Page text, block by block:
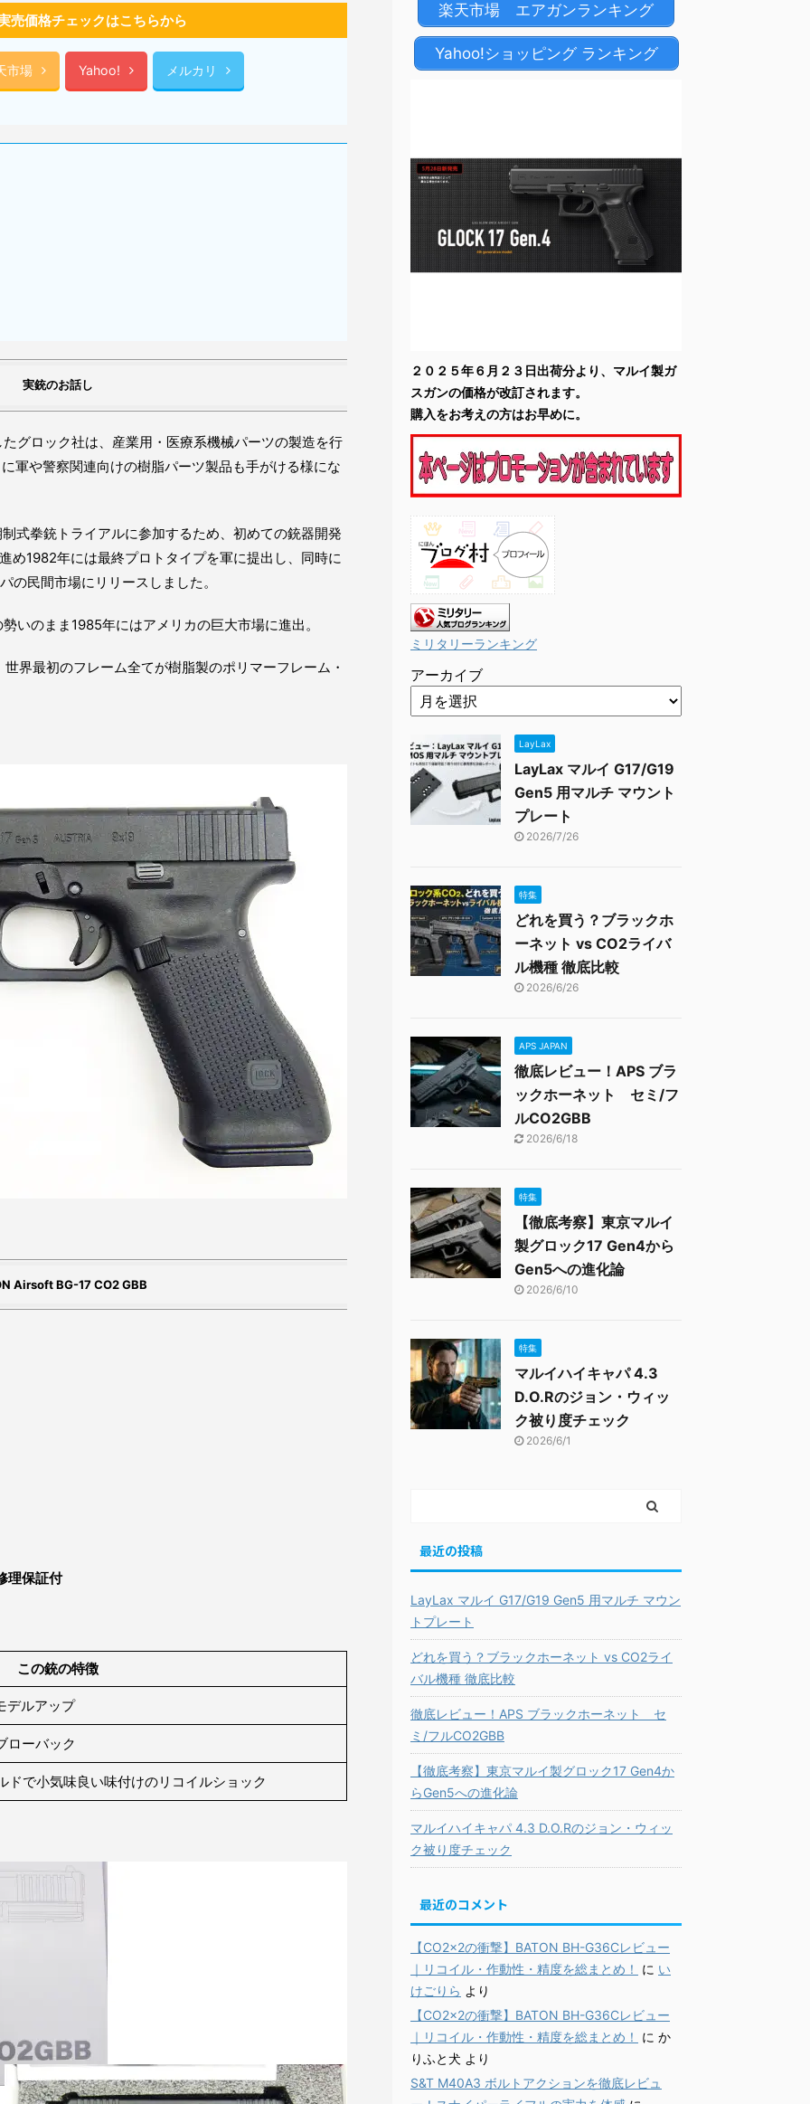
売価格チェックはこちらから
市場 Yahoo! メルカリ
実銃のお話し
グロック社は、産業用・医療系機械パーツの製造を行
軍や警察関連向けの樹脂パーツ製品も手がける様にな
式拳銃トライアルに参加するため、初めての銃器開発
め1982年には最終プロトタイプを軍に提出し、同時に
の民間市場にリリースしました。
いのまま1985年にはアメリカの巨大市場に進出。
界最初のフレーム全てが樹脂製のポリマーフレーム・
Airsoft BG-17 CO2 GBB
理保証付
この銃の特徴
デルアップ
ローバック
で小気味良い味付けのリコイルショック
楽天市場 エアガンランキング
Yahoo!ショッピング ランキング
２０２５年６月２３日出荷分より、マルイ製ガ
スガンの価格が改訂されます。
購入をお考えの方はお早めに。
ミリタリーランキング
アーカイブ
LayLax
LayLax マルイ G17/G19
Gen5 用マルチ マウント
プレート
2026/7/26
特集
どれを買う？ブラックホ
ーネット vs CO2ライバ
ル機種 徹底比較
2026/6/26
APS JAPAN
徹底レビュー！APS ブラ
ックホーネット セミ/フ
ルCO2GBB
2026/6/18
特集
【徹底考察】東京マルイ
製グロック17 Gen4から
Gen5への進化論
2026/6/10
特集
マルイハイキャパ 4.3
D.O.Rのジョン・ウィッ
ク被り度チェック
2026/6/1
最近の投稿
LayLax マルイ G17/G19 Gen5 用マルチ マウン
トプレート
どれを買う？ブラックホーネット vs CO2ライ
バル機種 徹底比較
徹底レビュー！APS ブラックホーネット セ
ミ/フルCO2GBB
【徹底考察】東京マルイ製グロック17 Gen4か
らGen5への進化論
マルイハイキャパ 4.3 D.O.Rのジョン・ウィッ
ク被り度チェック
最近のコメント
【CO2×2の衝撃】BATON BH-G36Cレビュー
｜リコイル・作動性・精度を総まとめ！
に い
けごりら より
【CO2×2の衝撃】BATON BH-G36Cレビュー
｜リコイル・作動性・精度を総まとめ！
に か
りふと犬 より
S&T M40A3 ボルトアクションを徹底レビュ